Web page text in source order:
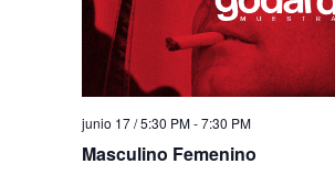
junio 17 / 5:30 PM-7:30 PM
Masculino Femenino